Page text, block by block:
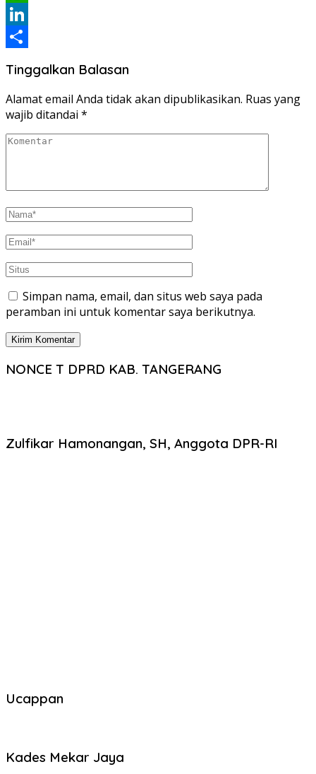
WhatsApp
LinkedIn
Tinggalkan Balasan
Alamat email Anda tidak akan dipublikasikan. Ruas yang
wajib ditandai *
Simpan nama, email, dan situs web saya pada
peramban ini untuk komentar saya berikutnya.
NONCE T DPRD KAB. TANGERANG
Zulfikar Hamonangan, SH, Anggota DPR-RI
Ucappan
Kades Mekar Jaya